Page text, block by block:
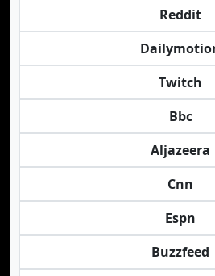
Reddit
Twitch
Bbc
Aljazeera
Cnn
Espn
Buzzfeed